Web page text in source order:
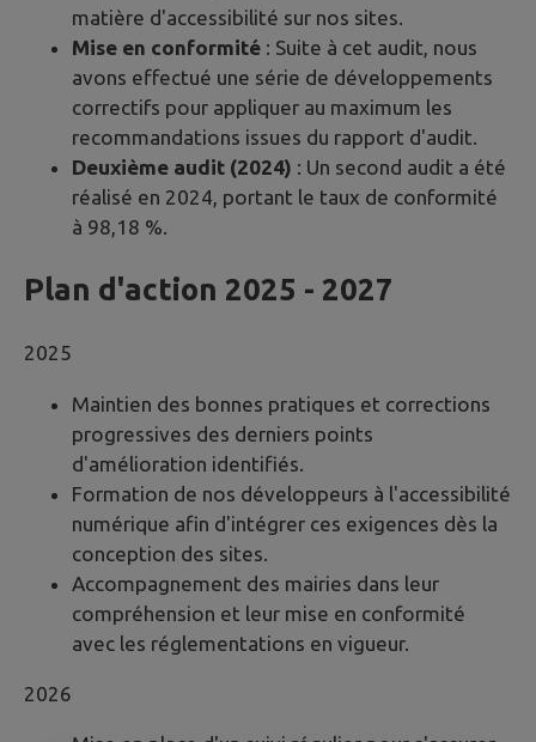
matière d'accessibilité sur nos sites.
Mise en conformité : Suite à cet audit, nous
avons effectué une série de développements
correctifs pour appliquer au maximum les
recommandations issues du rapport d'audit.
Deuxième audit (2024) : Un second audit a été
réalisé en 2024, portant le taux de conformité
à 98,18 %.
Plan d'action 2025 - 2027
2025
Maintien des bonnes pratiques et corrections
progressives des derniers points
d'amélioration identifiés.
Formation de nos développeurs à l'accessibilité
numérique afin d'intégrer ces exigences dès la
conception des sites.
Accompagnement des mairies dans leur
compréhension et leur mise en conformité
avec les réglementations en vigueur.
2026